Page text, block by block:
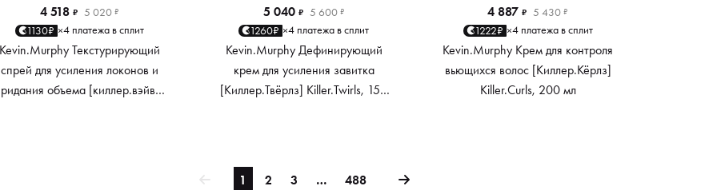
4 518 ₽ 5 020 ₽
1130₽ ×4 платежа в сплит
Kevin.Murphy Текстурирующий
спрей для усиления локонов и
объема [киллер.вэйвс]
5 040 ₽ 5 600 ₽
1260₽ ×4 платежа в сплит
Kevin.Murphy Дефинирующий
крем для усиления завитка
[Киллер.Твёрлз] Killer.Twirls, 150
4 887 ₽ 5 430 ₽
1222₽ ×4 платежа в сплит
Kevin.Murphy Крем для контроля
вьющихся волос [Киллер.Кёрлз]
Killer.Curls, 200 мл
1 2 3 … 488